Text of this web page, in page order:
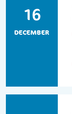
16
DECEMBER